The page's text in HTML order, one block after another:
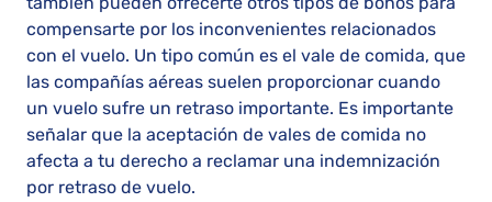
compensarte por los inconvenientes relacionados
con el vuelo. Un tipo común es el vale de comida, que
las compañías aéreas suelen proporcionar cuando
un vuelo sufre un retraso importante. Es importante
señalar que la aceptación de vales de comida no
afecta a tu derecho a reclamar una indemnización
por retraso de vuelo.